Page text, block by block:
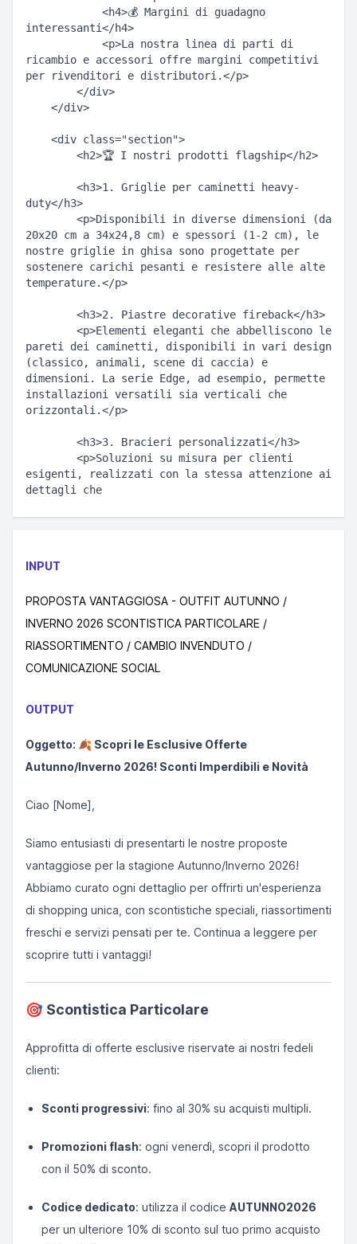
interessanti</h4>
ricambio e accessori offre margini competitivi
per rivenditori e distributori.</p>
duty</h3>
20x20 cm a 34x24,8 cm) e spessori (1-2 cm), le
nostre griglie in ghisa sono progettate per
sostenere carichi pesanti e resistere alle alte
temperature.</p>
pareti dei caminetti, disponibili in vari design
(classico, animali, scene di caccia) e
dimensioni. La serie Edge, ad esempio, permette
installazioni versatili sia verticali che
orizzontali.</p>
esigenti, realizzati con la stessa attenzione ai
INPUT
PROPOSTA VANTAGGIOSA - OUTFIT AUTUNNO /
INVERNO 2026 SCONTISTICA PARTICOLARE /
RIASSORTIMENTO / CAMBIO INVENDUTO /
COMUNICAZIONE SOCIAL
OUTPUT
Oggetto: 🍂 Scopri le Esclusive Offerte
Autunno/Inverno 2026! Sconti Imperdibili e Novità
Ciao [Nome],
Siamo entusiasti di presentarti le nostre proposte
vantaggiose per la stagione Autunno/Inverno 2026!
Abbiamo curato ogni dettaglio per offrirti un'esperienza
di shopping unica, con scontistiche speciali, riassortimenti
freschi e servizi pensati per te. Continua a leggere per
scoprire tutti i vantaggi!
🎯 Scontistica Particolare
Approfitta di offerte esclusive riservate ai nostri fedeli
clienti:
Sconti progressivi: fino al 30% su acquisti multipli.
Promozioni flash: ogni venerdì, scopri il prodotto
con il 50% di sconto.
Codice dedicato: utilizza il codice AUTUNNO2026
per un ulteriore 10% di sconto sul tuo primo acquisto